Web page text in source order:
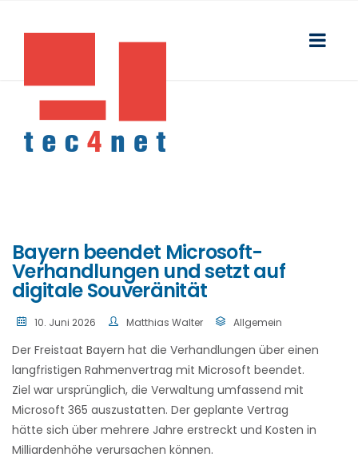
Bayern beendet Microsoft-
Verhandlungen und setzt auf
digitale Souveränität
10. Juni 2026 Matthias Walter Allgemein
Der Freistaat Bayern hat die Verhandlungen über einen
langfristigen Rahmenvertrag mit Microsoft beendet.
Ziel war ursprünglich, die Verwaltung umfassend mit
Microsoft 365 auszustatten. Der geplante Vertrag
hätte sich über mehrere Jahre erstreckt und Kosten in
Milliardenhöhe verursachen können.